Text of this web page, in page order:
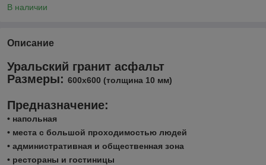
В наличии
Описание
Уральский гранит асфальт
Размеры: 600х600 (толщина 10 мм)
Предназначение:
• напольная
• места с большой проходимостью людей
• административная и общественная зона
• рестораны и гостиницы